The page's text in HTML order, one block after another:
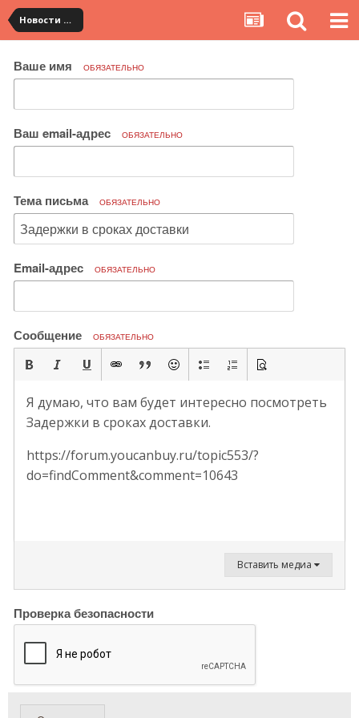
Новости сервиса
Ваше имя ОБЯЗАТЕЛЬНО
Ваш email-адрес ОБЯЗАТЕЛЬНО
Тема письма ОБЯЗАТЕЛЬНО
Email-адрес ОБЯЗАТЕЛЬНО
Сообщение ОБЯЗАТЕЛЬНО
Я думаю, что вам будет интересно посмотреть
Задержки в сроках доставки.
https://forum.youcanbuy.ru/topic553/?
do=findComment&comment=10643
Вставить медиа
Проверка безопасности